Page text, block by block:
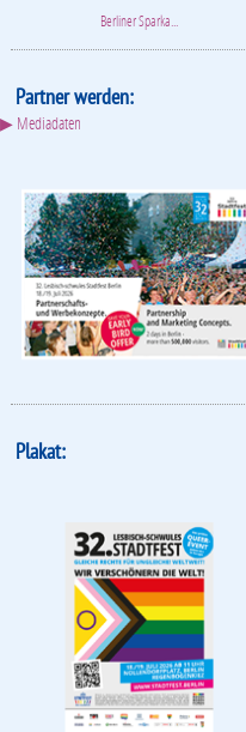
Berliner Sparka...
Partner werden:
▶ Mediadaten
Plakat: